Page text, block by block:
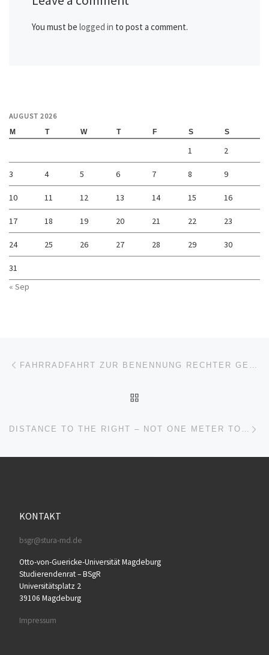
You must be logged in to post a comment.
AUGUST 2026
M T W T F S S
1 2
3 4 5 6 7 8 9
10 11 12 13 14 15 16
17 18 19 20 21 22 23
24 25 26 27 28 29 30
31
« Sep
Post navigation
DISTANCE TO THE RIGHT – NOT ONE METER TO FASCISM
KONTAKT
bsgr@stura-md.de
Otto-von-Guericke-Universität Magdeburg
Studierendenrat – BSgR
Universitätsplatz 2
39106 Magdeburg
Impressum